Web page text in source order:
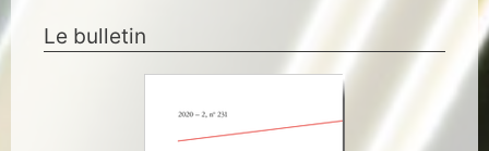
Le bulletin